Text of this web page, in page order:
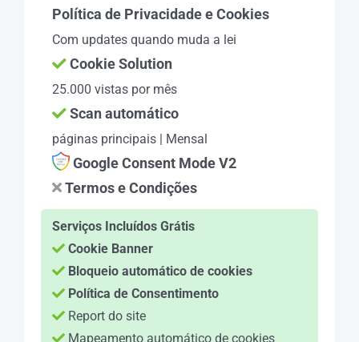
Política de Privacidade e Cookies
Com updates quando muda a lei
Cookie Solution
25.000 vistas por mês
Scan automático
páginas principais | Mensal
Google Consent Mode V2
Termos e Condições
Serviços Incluídos Grátis
Cookie Banner
Bloqueio automático de cookies
Política de Consentimento
Report do site
Mapeamento automático de cookies